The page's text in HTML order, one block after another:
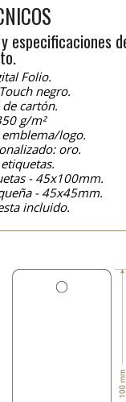
especificaciones
Folio.
negro.
cartón.
g/m²
logo.
oro.
- 45x100mm.
- 45x45mm.
incluido.